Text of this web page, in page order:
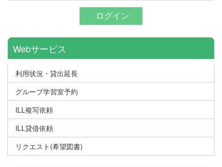
ログイン
Webサービス
利用状況・貸出延長
グループ学習室予約
ILL複写依頼
ILL貸借依頼
リクエスト(希望図書)